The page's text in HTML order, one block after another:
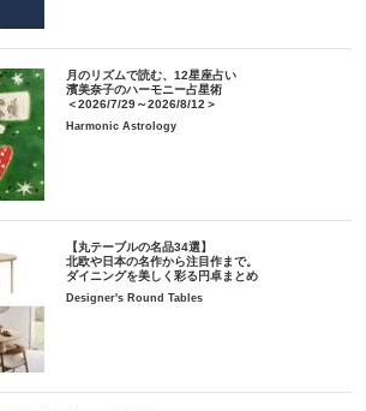
月のリズムで読む、12星座占い
濱美奈子のハーモニー占星術
＜2026/7/29～2026/8/12＞
Harmonic Astrology
【丸テーブルの名品34選】
北欧や日本の名作から注目作まで。
ダイニングを美しく彩る円卓まとめ
Designer's Round Tables